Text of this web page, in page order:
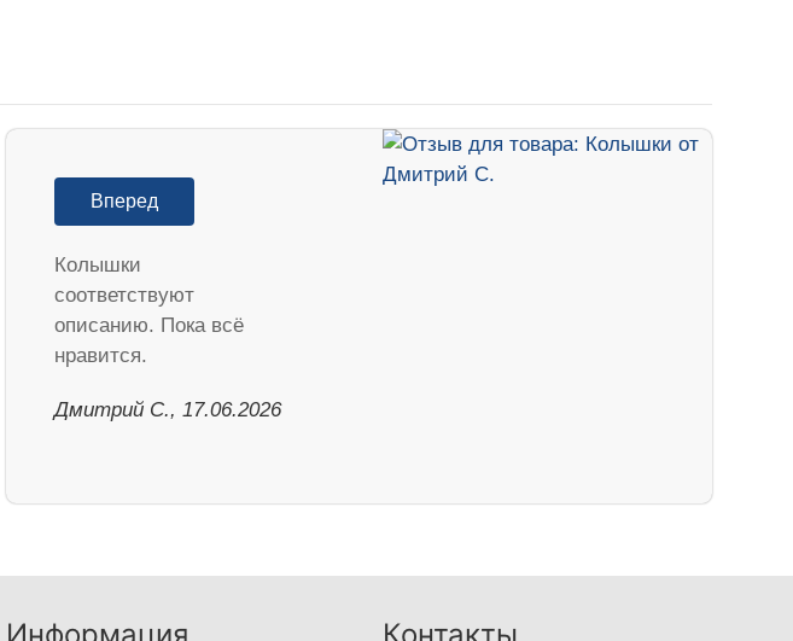
Вперед
Колышки
соответствуют
описанию. Пока всё
нравится.
Дмитрий С., 17.06.2026
Информация Контакты